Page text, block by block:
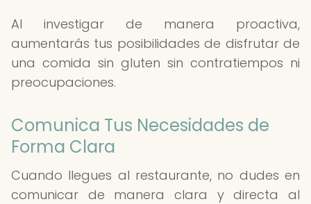
Al investigar de manera proactiva,
aumentarás tus posibilidades de disfrutar de
una comida sin gluten sin contratiempos ni
preocupaciones.
Comunica Tus Necesidades de
Forma Clara
Cuando llegues al restaurante, no dudes en
comunicar de manera clara y directa al